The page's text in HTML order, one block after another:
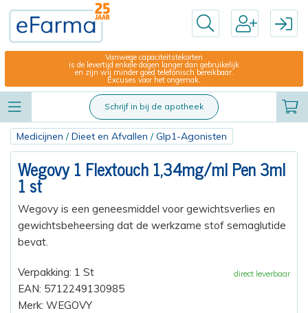
Vanwege capaciteitstekorten
is de levertijd enkele dagen langer dan gebruikelijk
en zijn wij minder goed telefonisch bereikbaar.
Excuses voor het ongemak.
Schrijf in bij de apotheek
Medicijnen /Dieet en Afvallen /Glp1-Agonisten
Wegovy 1 Flextouch 1,34mg/ml Pen 3ml
1 st
Wegovy is een geneesmiddel voor gewichtsverlies en
gewichtsbeheersing dat de werkzame stof semaglutide
bevat.
Verpakking: 1 St
EAN: 5712249130985
Merk: WEGOVY
direct leverbaar